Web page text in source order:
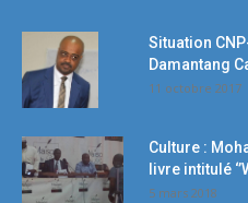
Situation
Damantang
11 octobre 2017
Culture :
livre intitulé
5 mars 2018